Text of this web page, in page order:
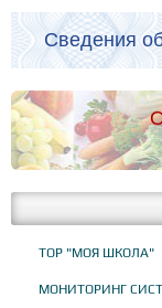
Сведения
ТОР "МОЯ ШКОЛА"
МОНИТОРИНГ